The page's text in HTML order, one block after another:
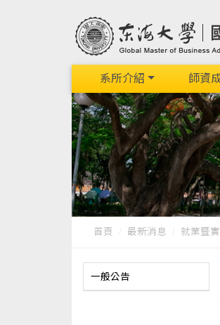
系所介紹 師資
首頁 最新消息 就業暨
一般公告